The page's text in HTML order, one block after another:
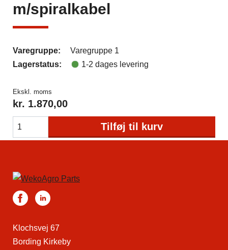
m/spiralkabel
Varegruppe:
Varegruppe 1
Lagerstatus:
1-2 dages levering
Ekskl. moms
kr. 1.870,00
Tilføj til kurv
Klochsvej 67
Bording Kirkeby